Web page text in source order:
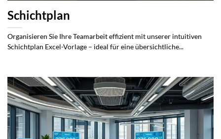
Schichtplan
Organisieren Sie Ihre Teamarbeit effizient mit unserer intuitiven
Schichtplan Excel-Vorlage – ideal für eine übersichtliche...